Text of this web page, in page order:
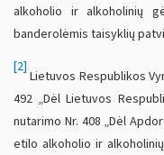
alkoholio ir alkoholinių
banderolėmis taisyklių
[2]
Lietuvos Respublikos
492 „Dėl Lietuvos
nutarimo Nr. 408 „Dėl
etilo alkoholio ir